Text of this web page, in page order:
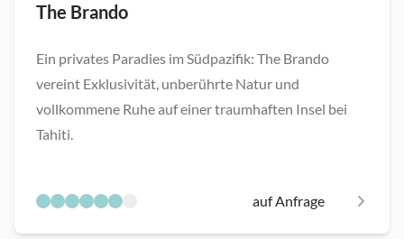
The Brando
Ein privates Paradies im Südpazifik: The Brando
vereint Exklusivität, unberührte Natur und
vollkommene Ruhe auf einer traumhaften Insel bei
Tahiti.
auf Anfrage